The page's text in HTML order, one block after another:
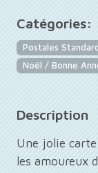
Catégories:
Postales
Noël / Bonne
Description
Une jolie
les amoureux